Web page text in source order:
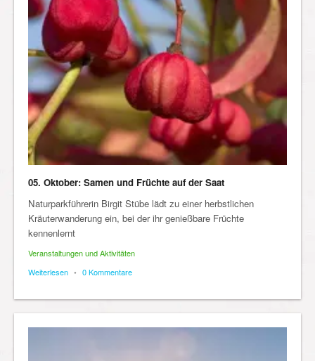
05. Oktober: Samen und Früchte auf der Saat
Naturparkführerin Birgit Stübe lädt zu einer herbstlichen
Kräuterwanderung ein, bei der ihr genießbare Früchte
kennenlernt
Veranstaltungen und Aktivitäten
Weiterlesen • 0 Kommentare